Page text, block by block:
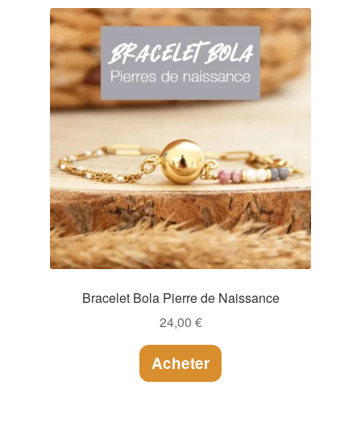
Bracelet Bola Pierre de Naissance
24,00 €
Acheter